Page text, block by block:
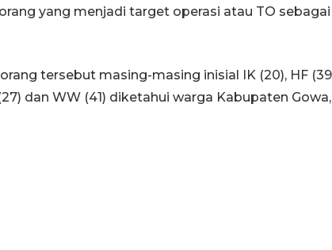
yang menjadi target operasi atau TO
tersebut masing-masing inisial IK (20), HF
dan WW (41) diketahui warga Kabupaten Gowa,